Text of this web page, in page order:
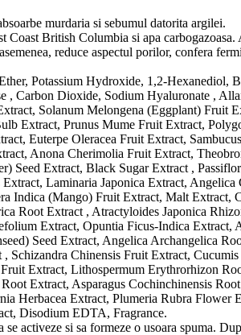
murdaria si sebumul datorita argilei.
British Columbia si apa
reduce aspectul porilor, confera
Potassium Hydroxide, 1,2-Hexanediol,
Carbon Dioxide, Sodium Hyaluronate ,
Solanum Melongena (Eggplant) Fruit
Extract, Prunus Mume Fruit Extract,
Euterpe Oleracea Fruit Extract,
Anona Cherimolia Fruit Extract,
Extract, Black Sugar Extract ,
Laminaria Japonica Extract,
(Mango) Fruit Extract, Malt Extract,
Root Extract , Atractyloides Japonica
Extract, Opuntia Ficus-Indica Extract,
Seed Extract, Angelica Archangelica
Chinensis Fruit Extract,
Extract, Lithospermum Erythrorhizon
Extract, Asparagus Cochinchinensis
Herbacea Extract, Plumeria Rubra
Disodium EDTA, Fragrance.
activeze si sa formeze o usoara spuma.